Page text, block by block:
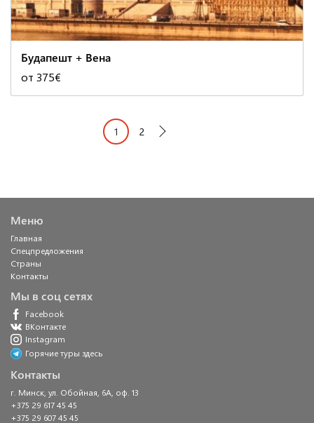
Будапешт + Вена
от 375€
1 2 Далее →
Меню
Главная
Спецпредложения
Страны
Контакты
Мы в соц сетях
Facebook
ВКонтакте
Instagram
Горячие туры здесь
Контакты
г. Минск, ул. Обойная, 6А, оф. 13
+375 29 617 45 45
+375 29 607 45 45